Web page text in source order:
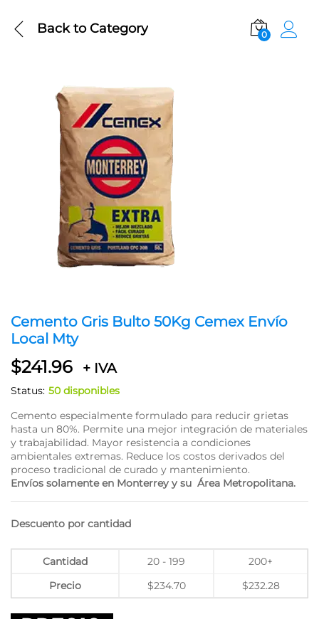
Back toCategory 0
Cemento Gris Bulto 50Kg Cemex Envío
Local Mty
$241.96 + IVA
Status: 50 disponibles
Cemento especialmente formulado para reducir grietas
hasta un 80%. Permite una mejor integración de materiales
y trabajabilidad. Mayor resistencia a condiciones
ambientales extremas. Reduce los costos derivados del
proceso tradicional de curado y mantenimiento.
Envíos solamente en Monterrey y su Área Metropolitana.
Descuento por cantidad
Cantidad 20 - 199
200+
Precio
$234.70 $232.28